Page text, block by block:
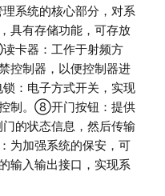
系统的核心部分，对系
具有存储功能，可存放
卡器：工作于射频方
控制器，以便控制器进
：电子方式开关，实现
制。⑧开门按钮：提供
的状态信息，然后传输
为加强系统的保安，可
输入输出接口，实现系